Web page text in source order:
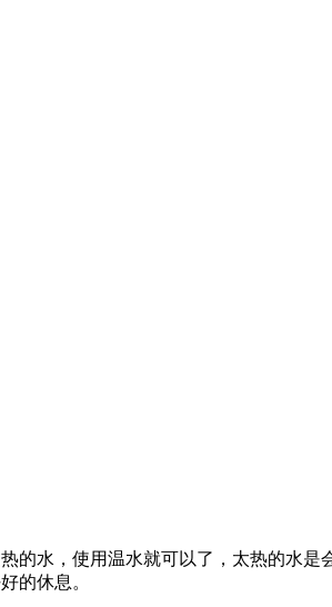
的水，使用温水就可以了，太热的水
的休息。